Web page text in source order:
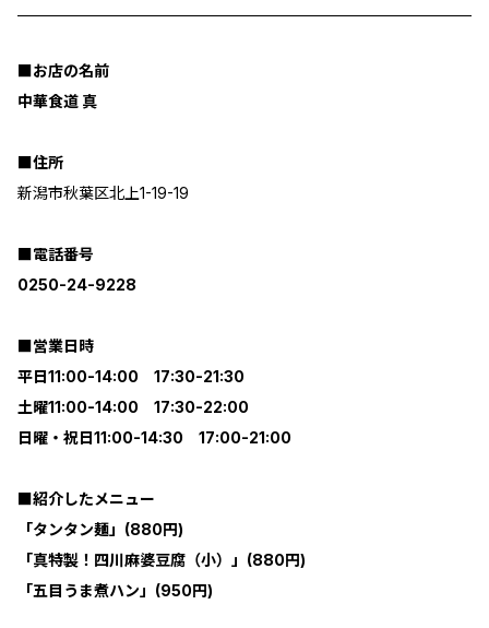
■お店の名前
中華食道 真
■住所
新潟市秋葉区北上1-19-19
■電話番号
0250-24-9228
■営業日時
平日11:00-14:00 17:30-21:30
土曜11:00-14:00 17:30-22:00
日曜・祝日11:00-14:30 17:00-21:00
■紹介したメニュー
「タンタン麺」(880円)
「真特製！四川麻婆豆腐（小）」(880円)
「五目うま煮ハン」(950円)